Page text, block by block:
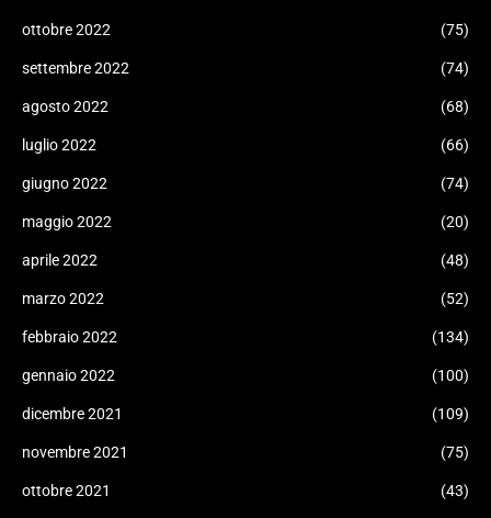
ottobre 2022 (75)
settembre 2022 (74)
agosto 2022 (68)
luglio 2022 (66)
giugno 2022 (74)
maggio 2022 (20)
aprile 2022 (48)
marzo 2022 (52)
febbraio 2022 (134)
gennaio 2022 (100)
dicembre 2021 (109)
novembre 2021 (75)
ottobre 2021 (43)